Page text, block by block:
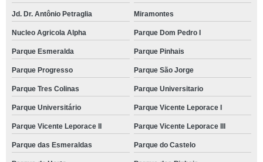
Jd. Dr. Antônio Petraglia Miramontes
Nucleo Agricola Alpha Parque Dom Pedro I
Parque Esmeralda Parque Pinhais
Parque Progresso Parque São Jorge
Parque Tres Colinas Parque Universitario
Parque Universitário Parque Vicente Leporace I
Parque Vicente Leporace II Parque Vicente Leporace III
Parque das Esmeraldas Parque do Castelo